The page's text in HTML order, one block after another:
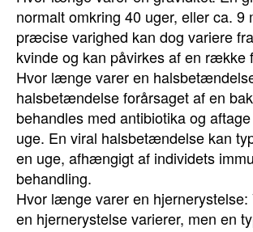
normalt omkring 40 uger, eller ca. 9
præcise varighed kan dog variere
kvinde og kan påvirkes af en række
Hvor længe varer en
halsbetændelse forårsaget af en
behandles med antibiotika og
uge. En viral halsbetændelse kan
en uge, afhængigt af individets
behandling.
Hvor længe varer en hjernerystelse:
en hjernerystelse varierer, men en